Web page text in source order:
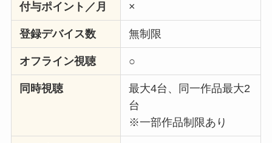
付与ポイント／月 ×
登録デバイス数 無制限
オフライン視聴 ○
同時視聴
最大4台、同一作品最大2
台
※一部作品制限あり